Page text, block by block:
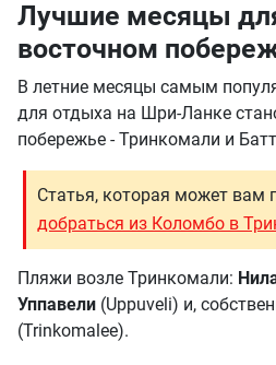
Лучшие месяцы
восточном
В летние месяцы самым
для отдыха на Шри-Ланке
побережье - Тринкомали и
Статья, которая может вам
добраться из Коломбо в
Пляжи возле Тринкомали:
Уппавели (Uppuveli) и,
(Trinkomalee).